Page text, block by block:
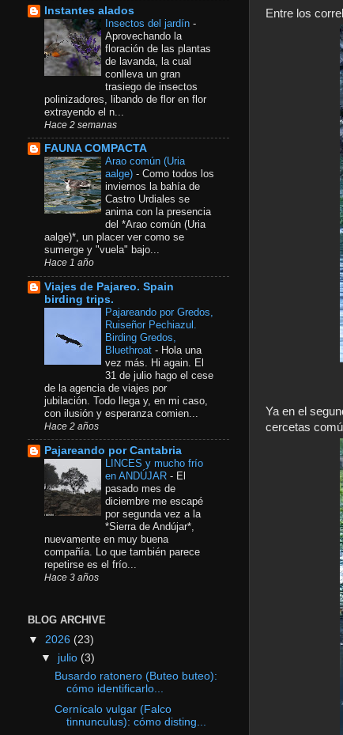
Entre los
Ya en el
cercetas
Instantes alados
Insectos del jardín -
Aprovechando la
floración de las plantas
de lavanda, la cual
conlleva un gran
trasiego de insectos
polinizadores, libando de flor en flor
extrayendo el n...
Hace 2 semanas
FAUNA COMPACTA
Arao común​ (Uria
aalge) - Como todos los
inviernos la bahía de
Castro Urdiales se
anima con la presencia
del *Arao común (Uria
aalge)*, un placer ver como se
sumerge y "vuela" bajo...
Hace 1 año
Viajes de Pajareo. Spain
birding trips.
Pajareando por Gredos,
Ruiseñor Pechiazul.
Birding Gredos,
Bluethroat - Hola una
vez más. Hi again. El
31 de julio hago el cese
de la agencia de viajes por
jubilación. Todo llega y, en mi caso,
con ilusión y esperanza comien...
Hace 2 años
Pajareando por Cantabria
LINCES y mucho frío
en ANDÚJAR - El
pasado mes de
diciembre me escapé
por segunda vez a la
*Sierra de Andújar*,
nuevamente en muy buena
compañía. Lo que también parece
repetirse es el frío...
Hace 3 años
BLOG ARCHIVE
▼ 2026 (23)
▼ julio (3)
Busardo ratonero (Buteo buteo):
cómo identificarlo...
Cernícalo vulgar (Falco
tinnunculus): cómo disting...